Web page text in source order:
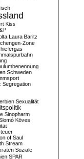
Kiss
Laura Baritz
Zone
Schweden
Segregation
Sexualität
Sinopharm
Köves
of Saul
Stream
Soziale
SPAR